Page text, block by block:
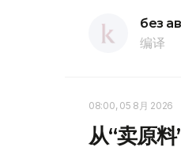
без
编译
08:00, 05 8月 2026
从“卖原